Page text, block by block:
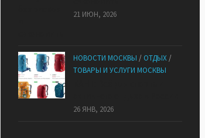
21 ИЮН, 2026
НОВОСТИ МОСКВЫ / ОТДЫХ /
ТОВАРЫ И УСЛУГИ МОСКВЫ
26 ЯНВ, 2026